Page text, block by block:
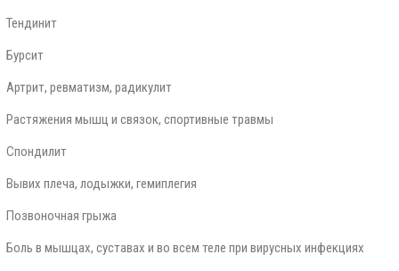
Тендинит
Бурсит
Артрит, ревматизм, радикулит
Растяжения мышц и связок, спортивные травмы
Спондилит
Вывих плеча, лодыжки, гемиплегия
Позвоночная грыжа
Боль в мышцах, суставах и во всем теле при вирусных инфекциях